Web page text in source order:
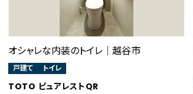
オシャレな内装のトイレ│越谷市
戸建て トイレ
TOTO ピュアレストQR